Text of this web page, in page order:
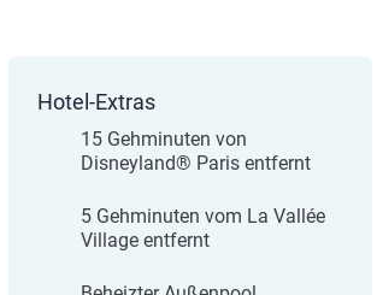
Hotel-Extras
15 Gehminuten von
Disneyland® Paris entfernt
5 Gehminuten vom La Vallée
Village entfernt